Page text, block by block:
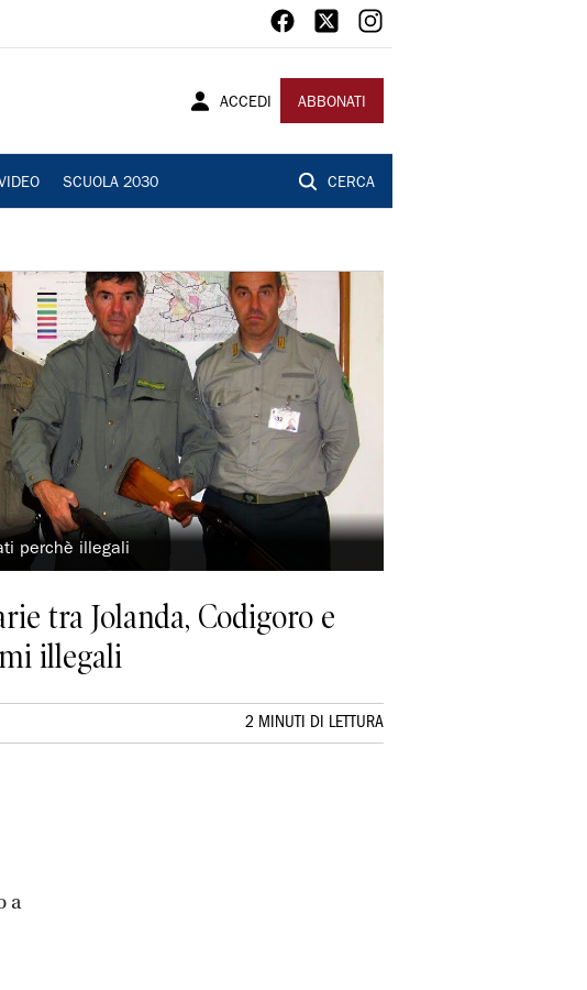
ACCEDI ABBONATI
SCUOLA 2030 CERCA
perchè illegali
tra Jolanda, Codigoro e
illegali
2 MINUTI DI LETTURA
a